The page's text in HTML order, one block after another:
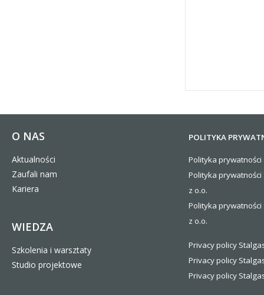
O NAS
Aktualności
Zaufali nam
Kariera
WIEDZA
Szkolenia i warsztaty
Studio projektowe
POLITYKA
Polityka prywatności
Polityka
z o.o.
Polityka
z o.o.
Privacy policy
Privacy policy
Privacy policy